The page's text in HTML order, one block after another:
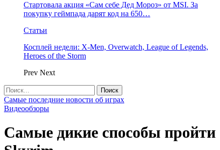
Стартовала акция «Сам себе Дед Мороз» от MSI. За
покупку геймпада дарят код на 650…
Статьи
Косплей недели: X-Men, Overwatch, League of Legends,
Heroes of the Storm
Prev Next
Самые последние новости об играх
Видеообзоры
Самые дикие способы пройти